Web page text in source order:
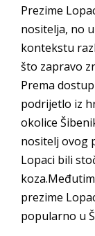
Prezime
nositelja, no
kontekstu
što zapravo
Prema
podrijetlo iz
okolice
nositelj ovog
Lopaci bili
prezime
popularno u